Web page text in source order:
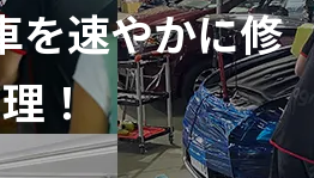
を速やかに修
理！